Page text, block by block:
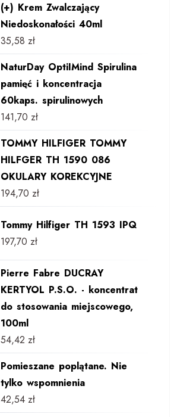
(+) Krem Zwalczający
Niedoskonałości 40ml
35,58 zł
NaturDay OptiIMind Spirulina
pamięć i koncentracja
60kaps. spirulinowych
141,70 zł
TOMMY HILFIGER TOMMY
HILFGER TH 1590 086
OKULARY KOREKCYJNE
194,70 zł
Tommy Hilfiger TH 1593 IPQ
197,70 zł
Pierre Fabre DUCRAY
KERTYOL P.S.O. - koncentrat
do stosowania miejscowego,
100ml
54,42 zł
Pomieszane poplątane. Nie
tylko wspomnienia
42,54 zł